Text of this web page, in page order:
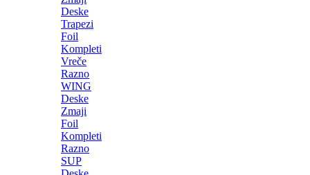
Deske
Trapezi
Foil
Kompleti
Vreče
Razno
WING
Deske
Zmaji
Foil
Kompleti
Razno
SUP